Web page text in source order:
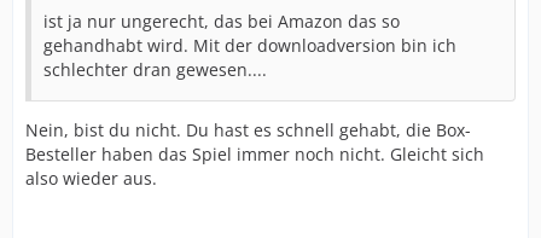
ist ja nur ungerecht, das bei Amazon das so
gehandhabt wird. Mit der downloadversion bin ich
schlechter dran gewesen....
Nein, bist du nicht. Du hast es schnell gehabt, die Box-
Besteller haben das Spiel immer noch nicht. Gleicht sich
also wieder aus.